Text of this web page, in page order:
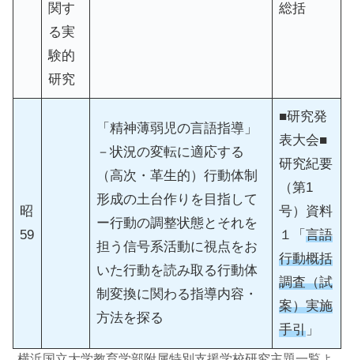
関す
る実
験的
研究
総括
昭
59
「精神薄弱児の言語指導」
－状況の変転に適応する
（高次・革生的）行動体制
形成の土台作りを目指して
ー行動の調整状態とそれを
担う信号系活動に視点をお
いた行動を読み取る行動体
制変換に関わる指導内容・
方法を探る
■研究発
表大会■
研究紀要
（第1
号）資料
１「言語
行動概括
調査（試
案）実施
手引 」